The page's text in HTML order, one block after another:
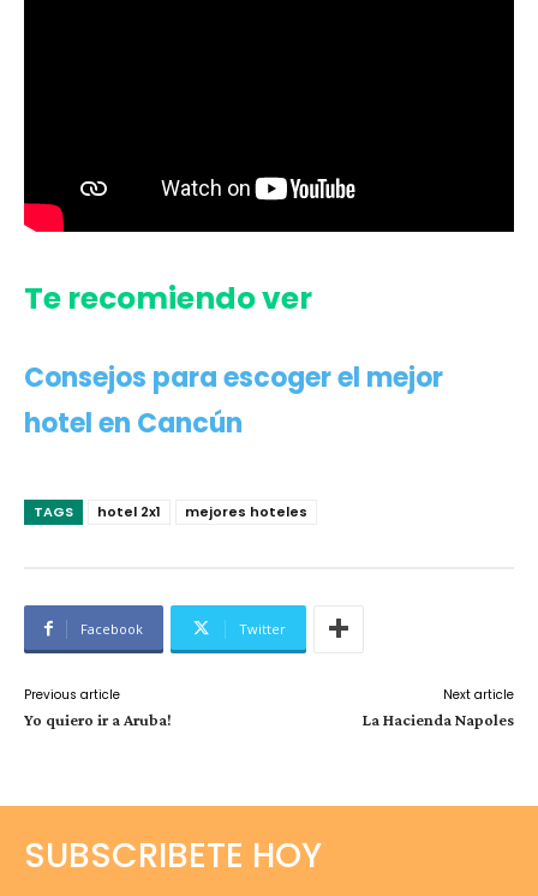
Te recomiendo ver
Consejos para escoger el mejor
hotel en Cancún
TAGS hotel 2x1 mejores hoteles
Facebook Twitter
Previous article
Yo quiero ir a Aruba!
Next article
La Hacienda Napoles
SUBSCRIBETE HOY